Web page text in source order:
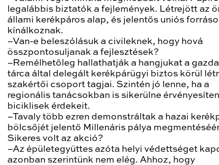
legalábbis biztatók a fejlemények. Létrejött az
állami kerékpáros alap, és jelentős uniós
kínálkoznak.
–Van-e beleszólásuk a civileknek, hogy hová
összpontosuljanak a fejlesztések?
–Remélhetőleg hallathatják a hangjukat a
tárca által delegált kerékpárügyi biztos körül
szakértői csoport tagjai. Szintén jó lenne, ha a
regionális tanácsokban is sikerülne
biciklisek érdekeit.
–Tavaly több ezren demonstráltak a hazai
bölcsőjét jelentő Millenáris pálya
Sikeres volt az akció?
–Az épületegyüttes azóta helyi védettséget
azonban szerintünk nem elég. Ahhoz, hogy